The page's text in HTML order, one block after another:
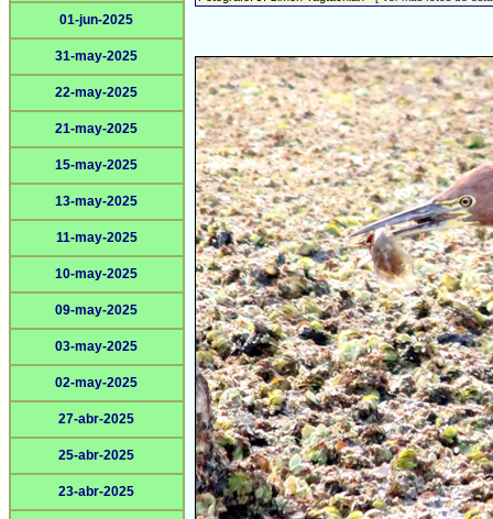
01-jun-2025
31-may-2025
22-may-2025
21-may-2025
15-may-2025
13-may-2025
11-may-2025
10-may-2025
09-may-2025
03-may-2025
02-may-2025
27-abr-2025
25-abr-2025
23-abr-2025